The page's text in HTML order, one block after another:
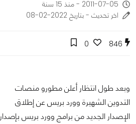
2011-07-05 - منذ 15 سنة
اخر تحديث - بتاريخ 2022-02-08
846
0
وبعد طول انتظار أعلن مطورو منصات
التدوين الشهيرة وورد بريس عن إطلاق
الإصدار الجديد من برامج وورد بريس بإصدار